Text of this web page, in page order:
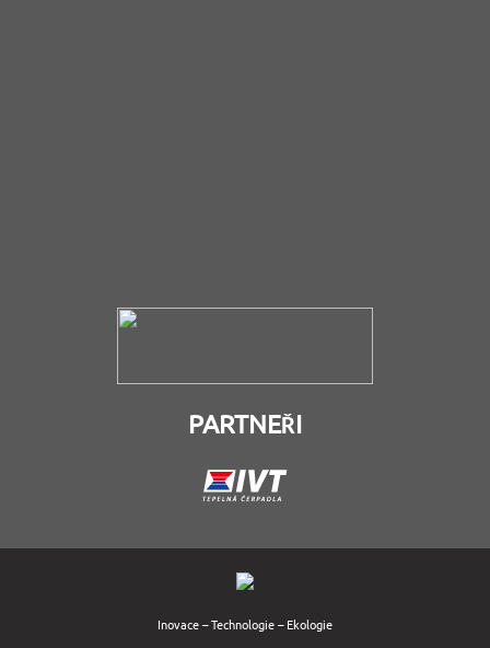
PARTNEŘI
Inovace – Technologie – Ekologie